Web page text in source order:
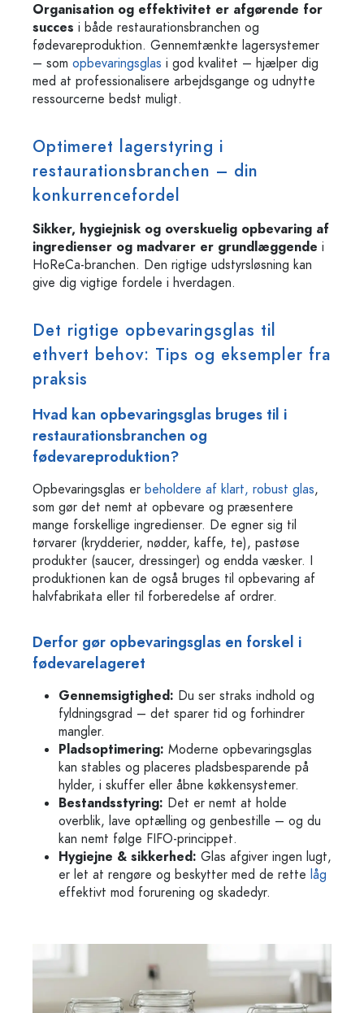
Organisation og effektivitet er afgørende for
succes i både restaurationsbranchen og
fødevareproduktion. Gennemtænkte lagersystemer
– som opbevaringsglas i god kvalitet – hjælper dig
med at professionalisere arbejdsgange og udnytte
ressourcerne bedst muligt.
Optimeret lagerstyring i
restaurationsbranchen – din
konkurrencefordel
Sikker, hygiejnisk og overskuelig opbevaring af
ingredienser og madvarer er grundlæggende i
HoReCa-branchen. Den rigtige udstyrsløsning kan
give dig vigtige fordele i hverdagen.
Det rigtige opbevaringsglas til
ethvert behov: Tips og eksempler fra
praksis
Hvad kan opbevaringsglas bruges til i
restaurationsbranchen og
fødevareproduktion?
Opbevaringsglas er beholdere af klart, robust glas,
som gør det nemt at opbevare og præsentere
mange forskellige ingredienser. De egner sig til
tørvarer (krydderier, nødder, kaffe, te), pastøse
produkter (saucer, dressinger) og endda væsker. I
produktionen kan de også bruges til opbevaring af
halvfabrikata eller til forberedelse af ordrer.
Derfor gør opbevaringsglas en forskel i
fødevarelageret
Gennemsigtighed: Du ser straks indhold og
fyldningsgrad – det sparer tid og forhindrer
mangler.
Pladsoptimering: Moderne opbevaringsglas
kan stables og placeres pladsbesparende på
hylder, i skuffer eller åbne køkkensystemer.
Bestandsstyring: Det er nemt at holde
overblik, lave optælling og genbestille – og du
kan nemt følge FIFO-princippet.
Hygiejne & sikkerhed: Glas afgiver ingen lugt,
er let at rengøre og beskytter med de rette låg
effektivt mod forurening og skadedyr.